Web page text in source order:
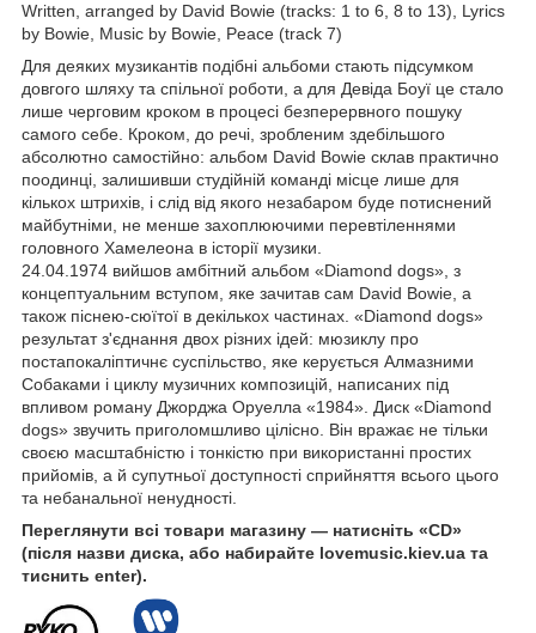
Written, arranged by David Bowie (tracks: 1 to 6, 8 to 13), Lyrics
by Bowie, Music by Bowie, Peace (track 7)
Для деяких музикантів подібні альбоми стають підсумком
довгого шляху та спільної роботи, а для Девіда Боуї це стало
лише черговим кроком в процесі безперервного пошуку
самого себе. Кроком, до речі, зробленим здебільшого
абсолютно самостійно: альбом David Bowie склав практично
поодинці, залишивши студійній команді місце лише для
кількох штрихів, і слід від якого незабаром буде потиснений
майбутніми, не менше захоплюючими перевтіленнями
головного Хамелеона в історії музики.
24.04.1974 вийшов амбітний альбом «Diamond dogs», з
концептуальним вступом, яке зачитав сам David Bowie, а
також піснею-сюїтої в декількох частинах. «Diamond dogs»
результат з'єднання двох різних ідей: мюзиклу про
постапокаліптичнє суспільство, яке керується Алмазними
Собаками і циклу музичних композицій, написаних під
впливом роману Джорджа Оруелла «1984». Диск «Diamond
dogs» звучить приголомшливо цілісно. Він вражає не тільки
своєю масштабністю і тонкістю при використанні простих
прийомів, а й супутньої доступності сприйняття всього цього
та небанальної ненудності.
Переглянути всі товари магазину — натисніть «CD»
(після назви диска, або набирайте lovemusic.kiev.ua та
тиснить enter).